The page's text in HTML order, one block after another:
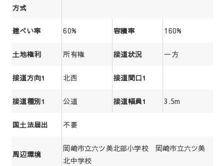
方式
建ぺい率 60% 容積率 160%
土地権利 所有権 接道状況 一方
接道方向1 北西 接道間口1
接道種別1 公道 接道幅員1 3.5m
国土法届出 不要
周辺環境
岡崎市立六ツ美北部小学校 岡崎市立六ツ美
北中学校